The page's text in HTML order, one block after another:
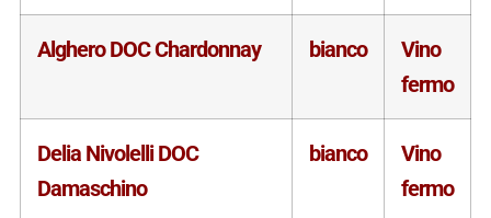
Alghero DOC Chardonnay bianco
Vino
fermo
Delia Nivolelli DOC
Damaschino
bianco
Vino
fermo